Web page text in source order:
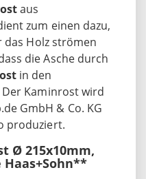
aus
zum einen dazu,
Holz strömen
die Asche durch
in den
Kaminrost wird
GmbH & Co. KG
produziert.
Ø 215x10mm,